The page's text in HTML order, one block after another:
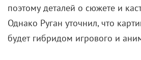
поэтому деталей о сюжете и
Однако Руган уточнил, что
будет гибридом игрового и